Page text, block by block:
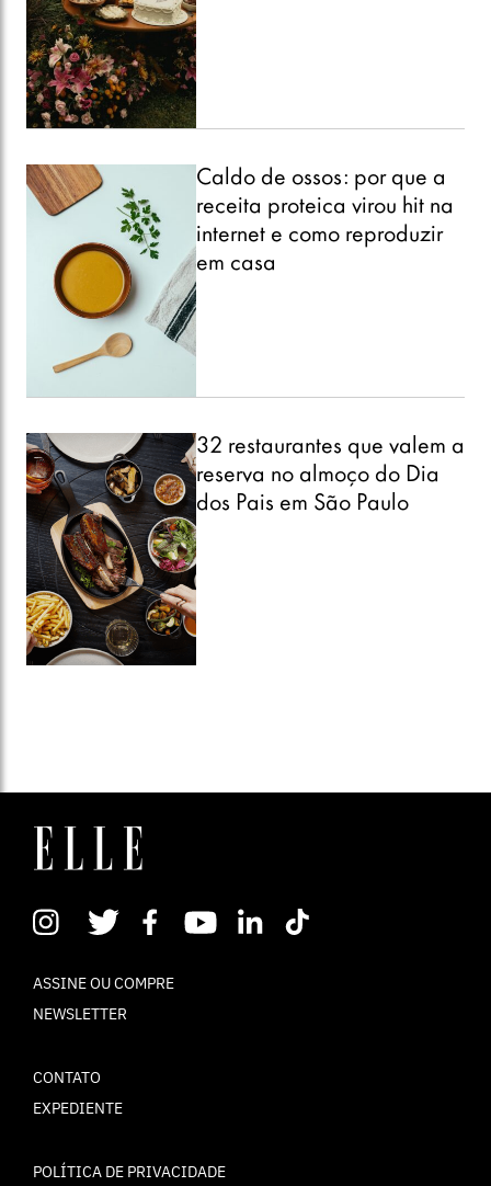
Caldo de ossos: por que a
receita proteica virou hit na
internet e como reproduzir
em casa
32 restaurantes que valem a
reserva no almoço do Dia
dos Pais em São Paulo
ASSINE OU COMPRE
NEWSLETTER
CONTATO
EXPEDIENTE
POLÍTICA DE PRIVACIDADE